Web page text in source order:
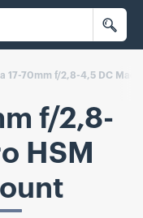
17-70mm f/2,8-4,5 DC
f/2,8-
HSM